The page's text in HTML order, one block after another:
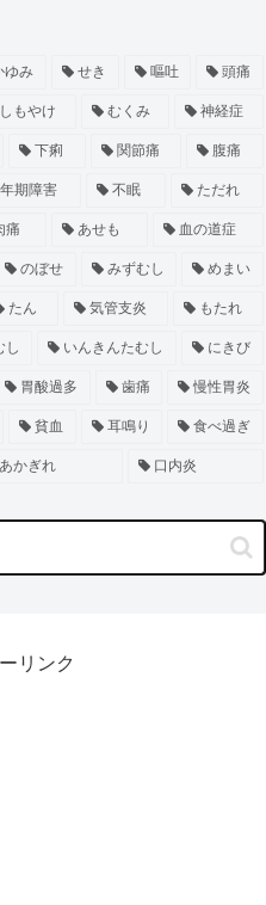
ゆみ せき 嘔吐 頭痛
しもやけ むくみ 神経症
下痢 関節痛 腹痛
期障害 不眠 ただれ
痛 あせも 血の道症
のぼせ みずむし めまい
たん 気管支炎 もたれ
し いんきんたむし にきび
胃酸過多 歯痛 慢性胃炎
貧血 耳鳴り 食べ過ぎ
あかぎれ 口内炎
リンク